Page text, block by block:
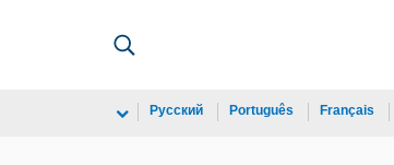
Français
Português
Русский